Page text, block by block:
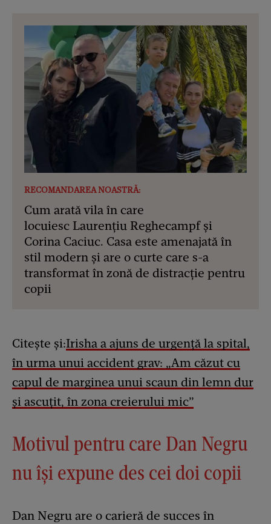
RECOMANDAREA NOASTRĂ:
Cum arată vila în care
locuiesc Laurențiu Reghecampf și
Corina Caciuc. Casa este amenajată în
stil modern și are o curte care s-a
transformat în zonă de distracție pentru
copii
Citește și:Irisha a ajuns de urgență la spital,
în urma unui accident grav: „Am căzut cu
capul de marginea unui scaun din lemn dur
și ascuțit, în zona creierului mic”
Motivul pentru care Dan Negru
nu își expune des cei doi copii
Dan Negru are o carieră de succes în